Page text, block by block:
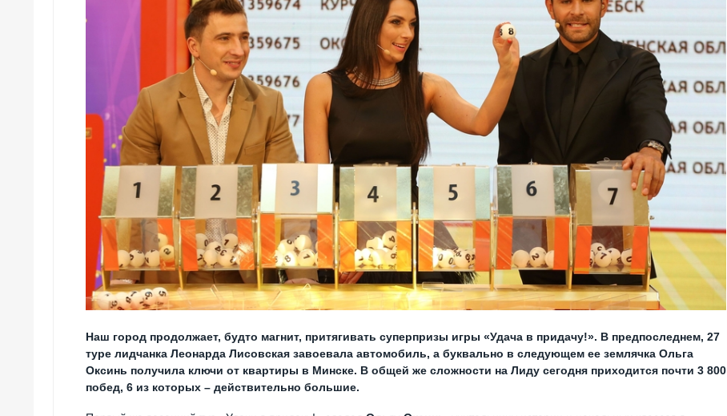
Наш город продолжает, будто магнит, притягивать суперпризы игры «Удача в придачу!». В предпоследнем, 27
туре лидчанка Леонарда Лисовская завоевала автомобиль, а буквально в следующем ее землячка Ольга
Оксинь получила ключи от квартиры в Минске. В общей же сложности на Лиду сегодня приходится почти 3 800
побед, 6 из которых – действительно большие.